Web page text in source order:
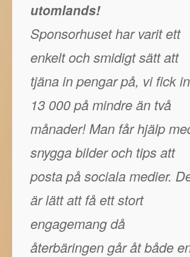
utomlands!
Sponsorhuset har varit ett
enkelt och smidigt sätt att
tjäna in pengar på, vi fick in
13 000 på mindre än två
månader! Man får hjälp
snygga bilder och tips att
posta på sociala medier.
är lätt att få ett stort
engagemang då
återbäringen går åt både